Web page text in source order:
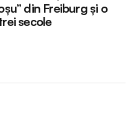
din Freiburg și o
secole